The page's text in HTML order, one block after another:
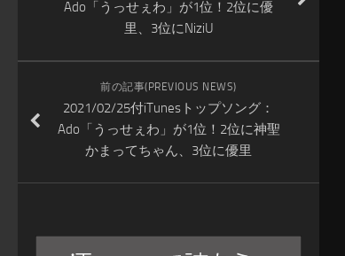
Ado「うっせぇわ」が1位！2位に優
里、3位にNiziU
前の記事(PREVIOUS NEWS)
2021/02/25付iTunesトップソング：
Ado「うっせぇわ」が1位！2位に神聖
かまってちゃん、3位に優里